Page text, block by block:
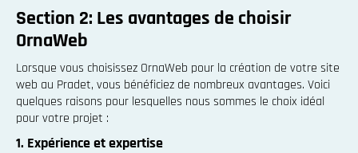
Section 2: Les avantages de choisir
OrnaWeb
Lorsque vous choisissez OrnaWeb pour la création de votre site
web au Pradet, vous bénéficiez de nombreux avantages. Voici
quelques raisons pour lesquelles nous sommes le choix idéal
pour votre projet :
1. Expérience et expertise